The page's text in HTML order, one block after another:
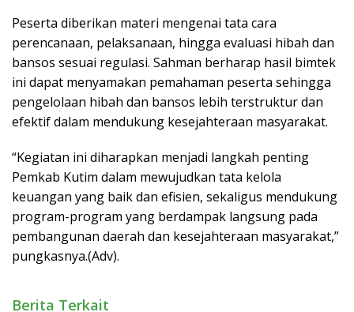
Peserta diberikan materi mengenai tata cara
perencanaan, pelaksanaan, hingga evaluasi hibah dan
bansos sesuai regulasi. Sahman berharap hasil bimtek
ini dapat menyamakan pemahaman peserta sehingga
pengelolaan hibah dan bansos lebih terstruktur dan
efektif dalam mendukung kesejahteraan masyarakat.
“Kegiatan ini diharapkan menjadi langkah penting
Pemkab Kutim dalam mewujudkan tata kelola
keuangan yang baik dan efisien, sekaligus mendukung
program-program yang berdampak langsung pada
pembangunan daerah dan kesejahteraan masyarakat,”
pungkasnya.(Adv).
Berita Terkait